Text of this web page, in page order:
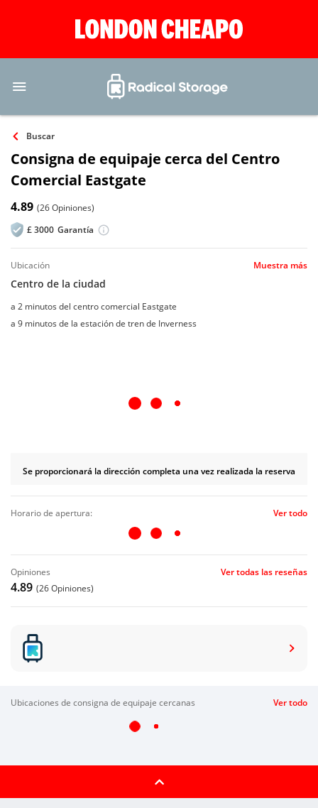
Buscar
Consigna de equipaje cerca del Centro
Comercial Eastgate
4.89 (26 Opiniones)
£3000 Garantía
ubicación Muestra más
Centro de la ciudad
a 2 minutos del centro comercial Eastgate
a 9 minutos de la estación de tren de Inverness
Se proporcionará la dirección completa una vez realizada la reserva
horario de apertura: Ver todo
opiniones Ver todas las reseñas
4.89 (26 Opiniones)
ubicaciones de consigna de equipaje cercanas Ver todo